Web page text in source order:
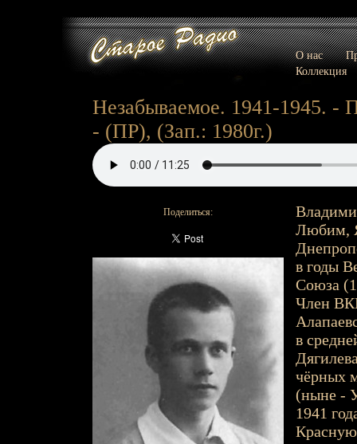
О нас
Коллекция
Незабываемое. 1941-1945. -
- (ПР), (Зап.: 1980г.)
Поделиться:
Любим,
в годы
Союза
Член
в
чёрных
(ныне -
1941